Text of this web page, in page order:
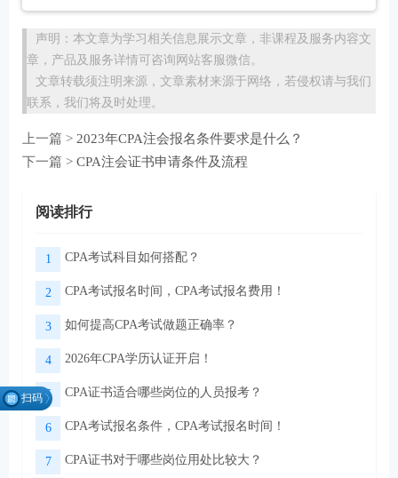
声明：本文章为学习相关信息展示文章，非课程及服务内容文
章，产品及服务详情可咨询网站客服微信。
文章转载须注明来源，文章素材来源于网络，若侵权请与我们
联系，我们将及时处理。
上一篇 > 2023年CPA注会报名条件要求是什么？
下一篇 > CPA注会证书申请条件及流程
阅读排行
1 CPA考试科目如何搭配？
2 CPA考试报名时间，CPA考试报名费用！
3 如何提高CPA考试做题正确率？
4 2026年CPA学历认证开启！
5 CPA证书适合哪些岗位的人员报考？
6 CPA考试报名条件，CPA考试报名时间！
7 CPA证书对于哪些岗位用处比较大？
扫码